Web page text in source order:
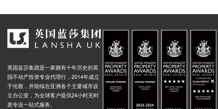
英国蓝莎集团是一家拥有十年历史的英
国不动产投资专业代理行，2014年成立
于伦敦，并陆续在亚洲各个主要城市设
立办公室，为全球客户提供24小时无时
差专业一站式服务。